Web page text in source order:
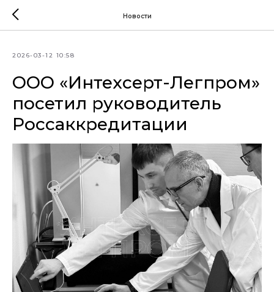
Новости
2026-03-12 10:58
ООО «Интехсерт-Легпром»
посетил руководитель
Россаккредитации